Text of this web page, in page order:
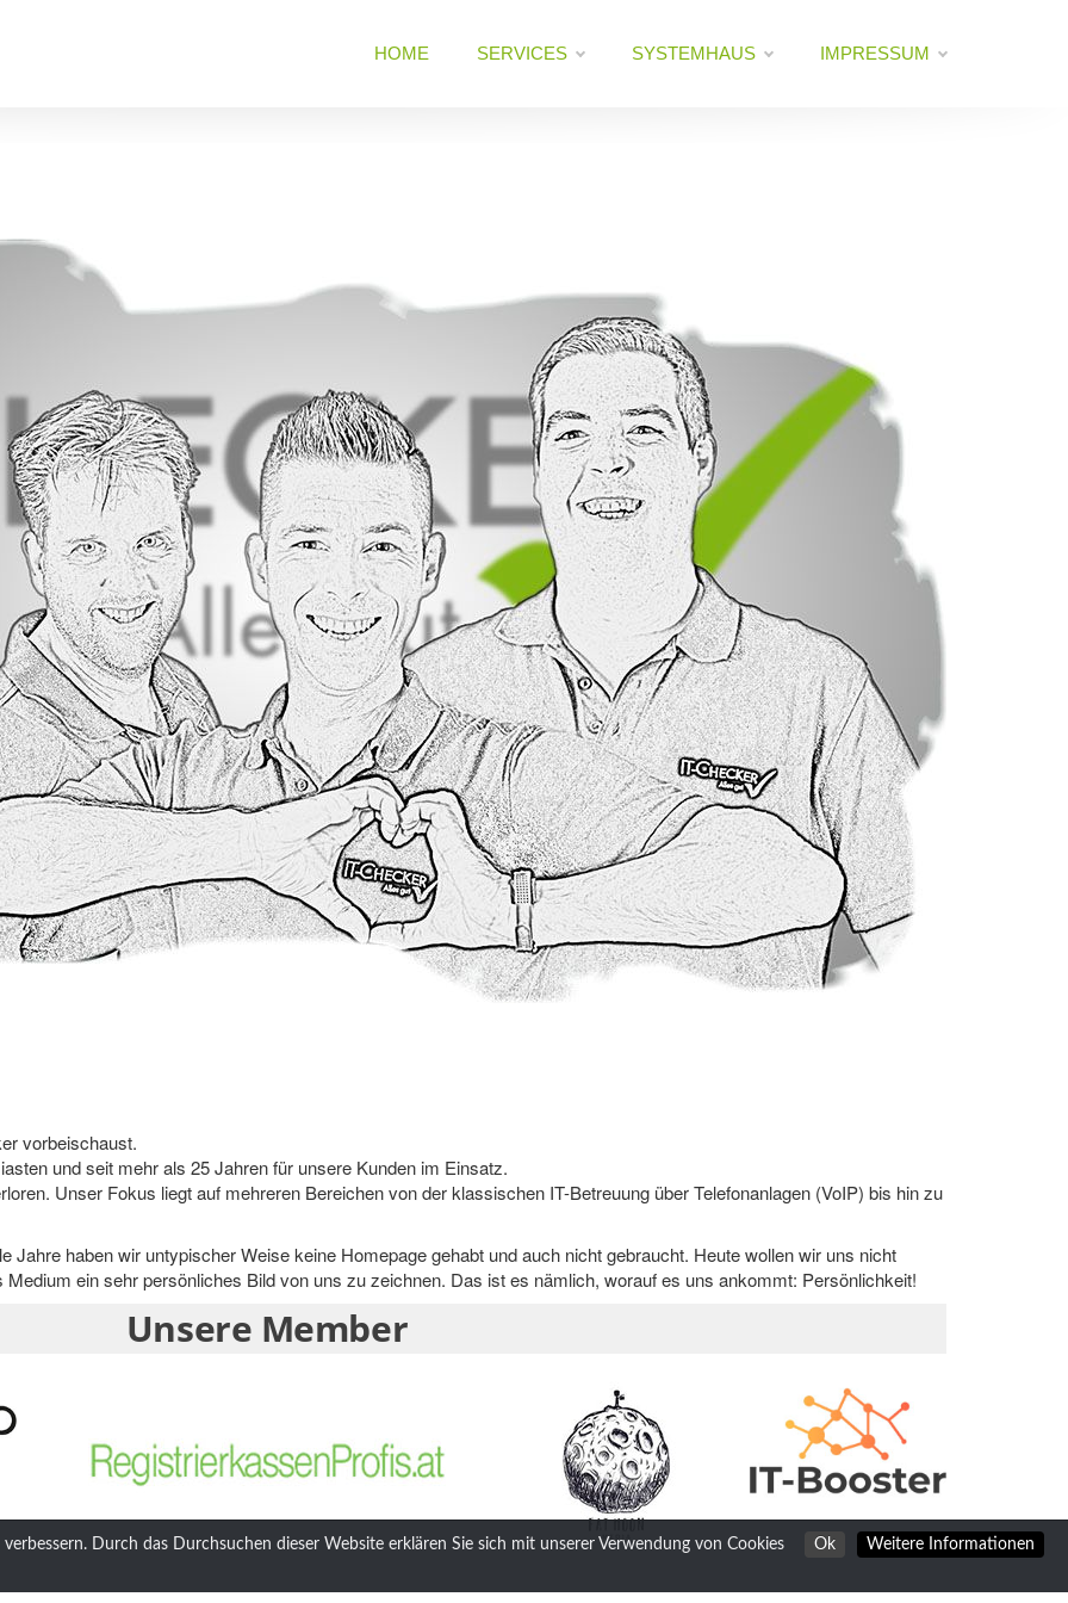
HOME SERVICES SYSTEMHAUS IMPRESSUM
vorbeischaust.
und seit mehr als 25 Jahren für unsere Kunden im Einsatz.
Unser Fokus liegt auf mehreren Bereichen von der klassischen IT-Betreuung über Telefonanlagen (VoIP) bis hin zu
Jahre haben wir untypischer Weise keine Homepage gehabt und auch nicht gebraucht. Heute wollen wir uns nicht
ein sehr persönliches Bild von uns zu zeichnen. Das ist es nämlich, worauf es uns ankommt: Persönlichkeit!
Unsere Member
Ok Weitere Informationen
Durch das Durchsuchen dieser Website erklären Sie sich mit unserer Verwendung von Cookies